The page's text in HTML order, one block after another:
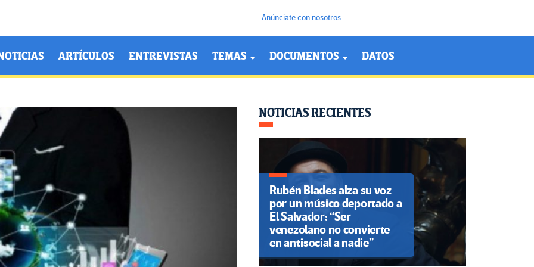
Anúnciate con nosotros
ARTÍCULOS ENTREVISTAS TEMAS DOCUMENTOS DATOS
NOTICIAS RECIENTES
Rubén Blades alza su voz
por un músico deportado a
El Salvador: “Ser
venezolano no convierte
en antisocial a nadie”